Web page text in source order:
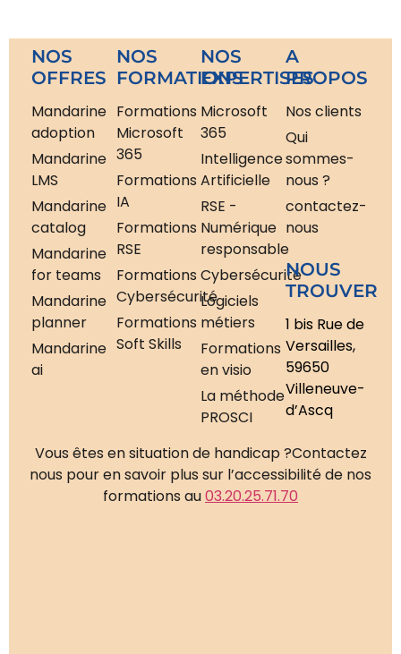
NOS
OFFRES
Mandarine
adoption
Mandarine
LMS
Mandarine
catalog
Mandarine
for teams
Mandarine
planner
Mandarine
ai
NOS
FORMATIONS
Formations
Microsoft
365
Formations
IA
Formations
RSE
Formations
Cybersécurité
Formations
Soft Skills
NOS
EXPERTISES
Microsoft
365
Intelligence
Artificielle
RSE -
Numérique
responsable
Cybersécurité
Logiciels
métiers
Formations
en visio
La méthode
PROSCI
A
PROPOS
Nos clients
Qui
sommes-
nous ?
contactez-
nous
NOUS
TROUVER
1 bis Rue de
Versailles,
59650
Villeneuve-
d’Ascq
Vous êtes en situation de handicap ?Contactez
nous pour en savoir plus sur l’accessibilité de nos
formations au03.20.25.71.70